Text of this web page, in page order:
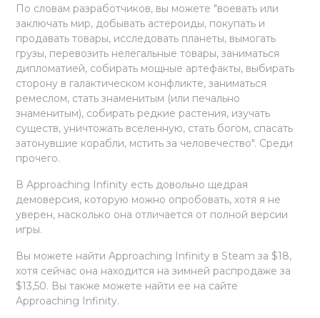
По словам разработчиков, вы можете "воевать или
заключать мир, добывать астероиды, покупать и
продавать товары, исследовать планеты, вымогать
грузы, перевозить нелегальные товары, заниматься
дипломатией, собирать мощные артефакты, выбирать
сторону в галактическом конфликте, заниматься
ремеслом, стать знаменитым (или печально
знаменитым), собирать редкие растения, изучать
существ, уничтожать вселенную, стать богом, спасать
затонувшие корабли, мстить за человечество". Среди
прочего.
В Approaching Infinity есть довольно щедрая
демоверсия, которую можно опробовать, хотя я не
уверен, насколько она отличается от полной версии
игры.
Вы можете найти Approaching Infinity в Steam за $18,
хотя сейчас она находится на зимней распродаже за
$13,50. Вы также можете найти ее на сайте
Approaching Infinity.